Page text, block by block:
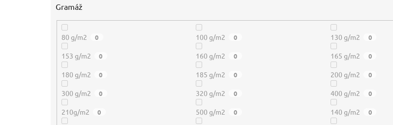
Gramáž
80 g/m2 0 100 g/m2 0 130 g/m2 0
153 g/m2 0 160 g/m2 0 165 g/m2 0
180 g/m2 0 185 g/m2 0 200 g/m2 0
300 g/m2 0 320 g/m2 0 400 g/m2 0
210g/m2 0 500 g/m2 0 140 g/m2 0